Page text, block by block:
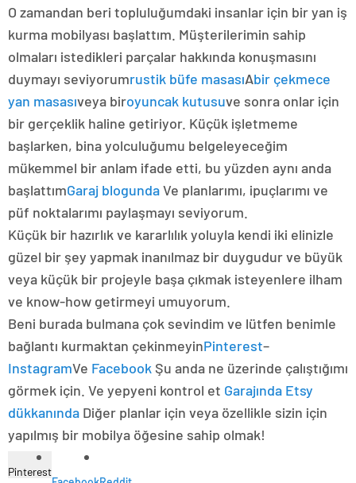
O zamandan beri topluluğumdaki insanlar için bir yan iş
kurma mobilyası başlattım. Müşterilerimin sahip
olmaları istedikleri parçalar hakkında konuşmasını
duymayı seviyorumrustik büfe masasıAbir çekmece
yan masasıveya biroyuncak kutusuve sonra onlar için
bir gerçeklik haline getiriyor. Küçük işletmeme
başlarken, bina yolculuğumu belgeleyeceğim
mükemmel bir anlam ifade etti, bu yüzden aynı anda
başlattımGaraj blogundaVe planlarımı, ipuçlarımı ve
püf noktalarımı paylaşmayı seviyorum.
Küçük bir hazırlık ve kararlılık yoluyla kendi iki elinizle
güzel bir şey yapmak inanılmaz bir duygudur ve büyük
veya küçük bir projeyle başa çıkmak isteyenlere ilham
ve know-how getirmeyi umuyorum.
Beni burada bulmana çok sevindim ve lütfen benimle
bağlantı kurmaktan çekinmeyinPinterest–
InstagramVe Facebook Şu anda ne üzerinde çalıştığımı
görmek için. Ve yepyeni kontrol et Garajında ​​Etsy
dükkanında Diğer planlar için veya özellikle sizin için
yapılmış bir mobilya öğesine sahip olmak!
Pinterest